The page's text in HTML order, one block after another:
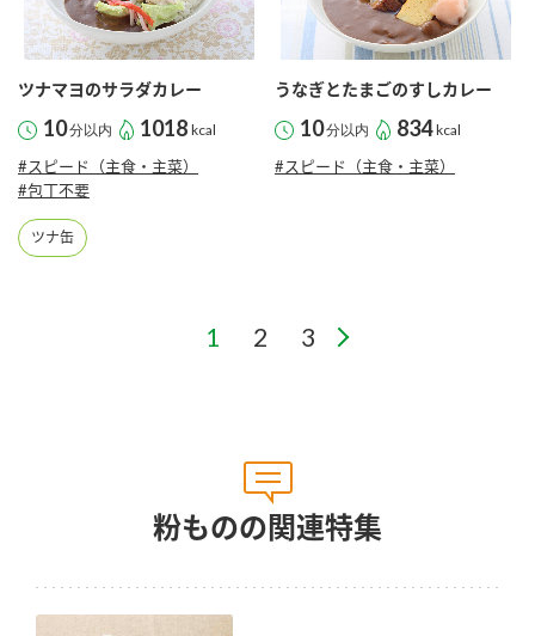
ツナマヨのサラダカレー
10分以内 1018 kcal
#スピード（主食・主菜）
#包丁不要
ツナ缶
うなぎとたまごのすしカレー
10分以内 834 kcal
#スピード（主食・主菜）
粉ものの関連特集